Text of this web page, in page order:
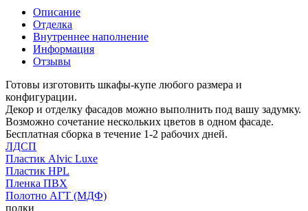
Описание
Отделка
Внутреннее наполнение
Информация
Отзывы
Готовы изготовить шкафы-купе любого размера и
конфигурации.
Декор и отделку фасадов можно выполнить под вашу задумку.
Возможно сочетание нескольких цветов в одном фасаде.
Бесплатная сборка в течение 1-2 рабочих дней.
ЛДСП
Пластик Alvic Luxe
Пластик HPL
Пленка ПВХ
Полотно АГТ (МДФ)
полки